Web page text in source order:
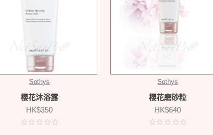
Sothys
櫻花沐浴露
HK$350
Sothys
櫻花磨砂粒
HK$640